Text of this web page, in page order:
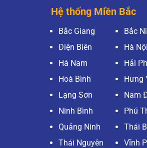
Hệ thống Miền Bắc
Bắc Giang
Bắc
Điện Biên
Hà Nội
Hà Nam
Hải
Hoà Bình
Hưng
Lạng Sơn
Nam
Ninh Bình
Phú
Quảng Ninh
Thái
Thái Nguyên
Vĩnh